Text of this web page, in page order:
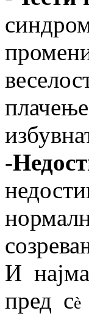
-
И
пред сè